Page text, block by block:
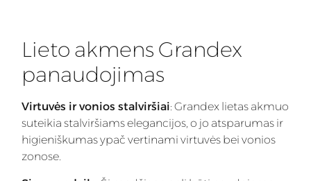
Lieto akmens Grandex
panaudojimas
Virtuvės ir vonios stalviršiai: Grandex lietas akmuo
suteikia stalviršiams elegancijos, o jo atsparumas ir
higieniškumas ypač vertinami virtuvės bei vonios
zonose.